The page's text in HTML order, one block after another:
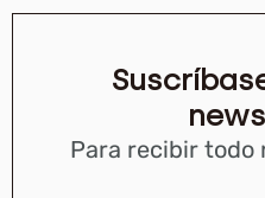
Para recibir todo